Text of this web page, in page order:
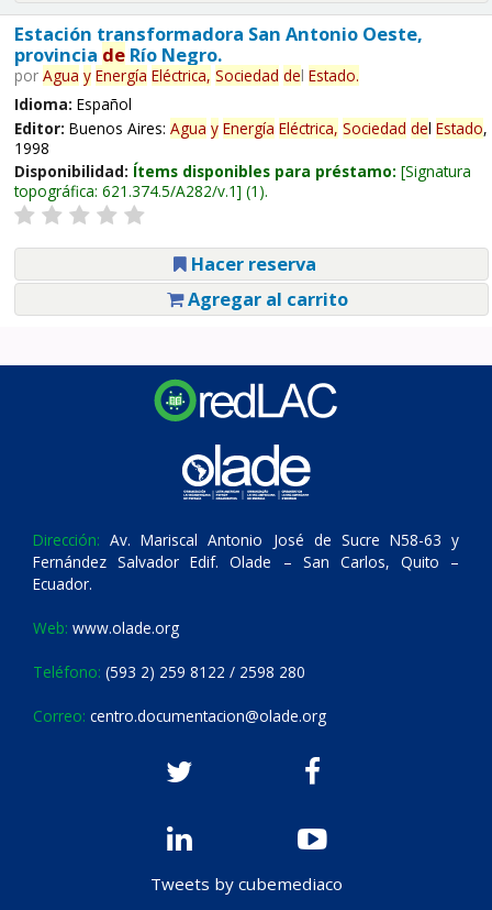
Estación transformadora San Antonio Oeste,
provincia deRío Negro.
por Agua y Energía Eléctrica, Sociedad del Estado.
Idioma: Español
Editor: Buenos Aires: Agua y Energía Eléctrica, Sociedad del Estado,
1998
Disponibilidad: Ítems disponibles para préstamo: Signatura
topográfica: 621.374.5/A282/v.1 (1).
Hacer reserva
Agregar al carrito
Dirección: Av. Mariscal Antonio José de Sucre N58-63 y
Fernández Salvador Edif. Olade – San Carlos, Quito –
Ecuador.
Web: www.olade.org
Teléfono: (593 2) 259 8122 / 2598 280
Correo: centro.documentacion@olade.org
Tweets by cubemediaco